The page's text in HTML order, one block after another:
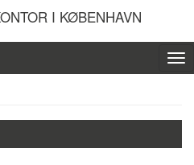
I KØBENHAVN